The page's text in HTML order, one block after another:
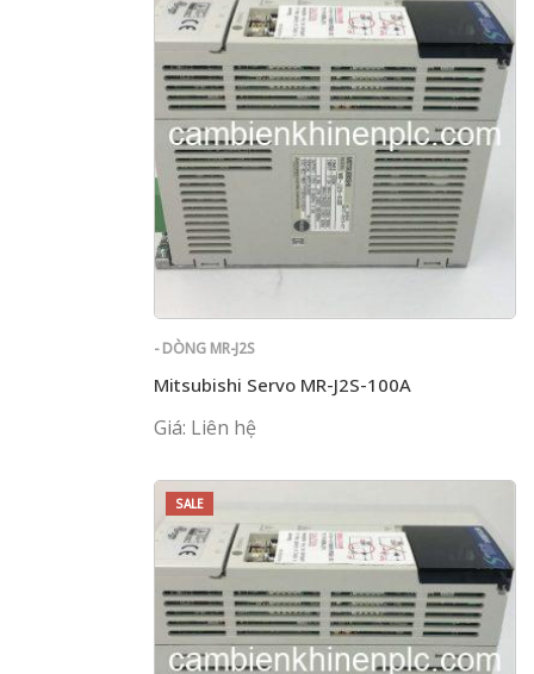
- DÒNG MR-J2S
Mitsubishi Servo MR-J2S-100A
Giá: Liên hệ
SALE